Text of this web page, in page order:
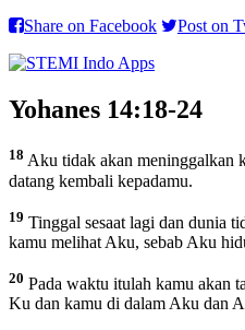
Share on Facebook
Post on
Yohanes 14:18-24
18 Aku tidak akan meninggalkan
datang kembali kepadamu.
19 Tinggal sesaat lagi dan dunia
kamu melihat Aku, sebab Aku
20 Pada waktu itulah kamu akan
Ku dan kamu di dalam Aku dan